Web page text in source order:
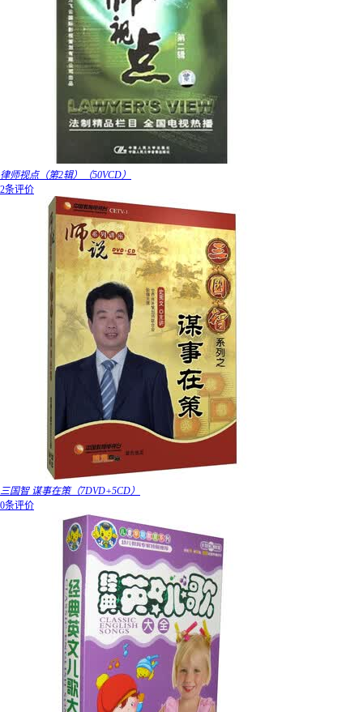
律师视点（第2辑）（50VCD）
2条评价
三国智 谋事在策（7DVD+5CD）
0条评价